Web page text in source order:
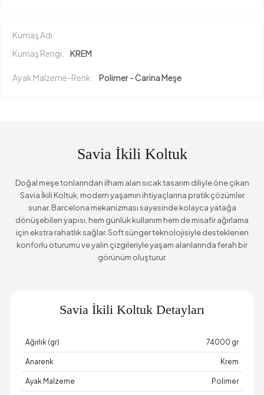
Kumaş Adı:
Kumaş Rengi:
KREM
Ayak Malzeme-Renk: Polimer - Carina Meşe
Savia İkili Koltuk
Doğal meşe tonlarından ilham alan sıcak tasarım diliyle öne çıkan
Savia İkili Koltuk, modern yaşamın ihtiyaçlarına pratik çözümler
sunar. Barcelona mekanizması sayesinde kolayca yatağa
dönüşebilen yapısı, hem günlük kullanım hem de misafir ağırlama
için ekstra rahatlık sağlar. Soft sünger teknolojisiyle desteklenen
konforlu oturumu ve yalın çizgileriyle yaşam alanlarında ferah bir
görünüm oluşturur.
Savia İkili Koltuk Detayları
Ağırlık (gr) 74000 gr
Anarenk Krem
Ayak Malzeme Polimer